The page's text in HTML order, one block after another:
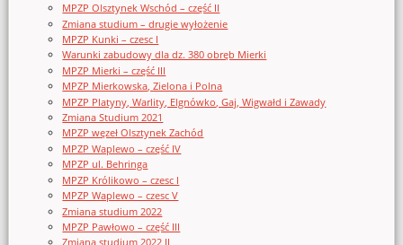
MPZP Olsztynek Wschód – część II
Zmiana studium – drugie wyłożenie
MPZP Kunki – czesc I
Warunki zabudowy dla dz. 380 obręb Mierki
MPZP Mierki – część III
MPZP Mierkowska, Zielona i Polna
MPZP Platyny, Warlity, Elgnówko, Gaj, Wigwałd i Zawady
Zmiana Studium 2021
MPZP węzeł Olsztynek Zachód
MPZP Waplewo – część IV
MPZP ul. Behringa
MPZP Królikowo – czesc I
MPZP Waplewo – czesc V
Zmiana studium 2022
MPZP Pawłowo – część III
Zmiana studium 2022 II